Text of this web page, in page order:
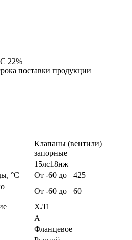
22%
поставки продукции
Клапаны (вентили)
запорные
15лс18нж
°С
От -60 до +425
От -60 до +60
ХЛ1
A
Фланцевое